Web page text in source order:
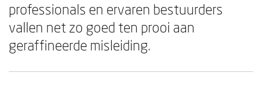
professionals en ervaren bestuurders
vallen net zo goed ten prooi aan
geraffineerde misleiding.